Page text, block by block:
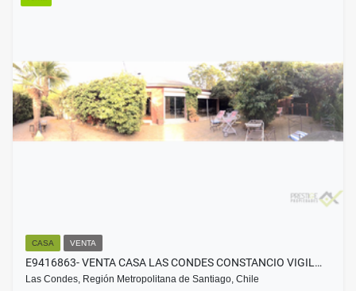
CASA VENTA
E9416863- VENTA CASA LAS CONDES CONSTANCIO VIGIL…
Las Condes, Región Metropolitana de Santiago, Chile